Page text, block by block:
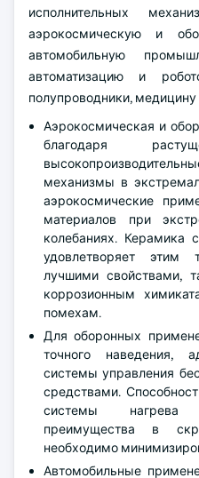
исполнительных
аэрокосмическую и
автомобильную
автоматизацию и
полупроводники, медицину
Аэрокосмическая и
благодаря
механизмы в
аэрокосмические
материалов при
колебаниях.
удовлетворяет этим
лучшими свойствами,
коррозионным
помехам.
Для оборонных
точного наведения,
системы управления
средствами.
системы нагрева
преимущества в
необходимо
Автомобильные